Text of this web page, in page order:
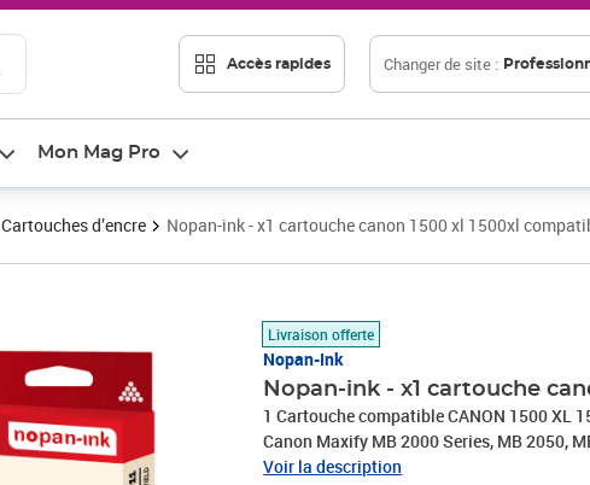
Accès rapides Changer de site :
Mon Mag Pro
Cartouches d’encre Nopan-ink - x1 cartouche canon 1500 xl 1500xl
Livraison offerte
Nopan-Ink
Nopan-ink - x1 cartouche
1 Cartouche compatible CANON 1500 XL
Canon Maxify MB 2000 Series, MB 2050,
2300 Series, MB 2350, MB 2700 Series, MB
Voir la description
Prix 14,99€